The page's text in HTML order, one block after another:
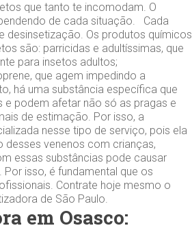
que tanto te incomodam. O
de cada situação. Cada
desinsetização. Os produtos químicos
são: parricidas e adultíssimas, que
para insetos adultos;
que agem impedindo a
há uma substância específica que
e podem afetar não só as pragas e
de estimação. Por isso, a
nesse tipo de serviço, pois ela
venenos com crianças,
essas substâncias pode causar
isso, é fundamental que os
Contrate hoje mesmo o
de São Paulo.
em Osasco: